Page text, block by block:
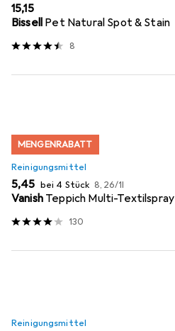
EUR
15,15
Bissell Pet Natural Spot & Stain
8
MENGENRABATT
Reinigungsmittel
EUR
5,45 bei 4 Stück EUR
8,26/1l
Vanish Teppich Multi-Textilspray
130
Reinigungsmittel